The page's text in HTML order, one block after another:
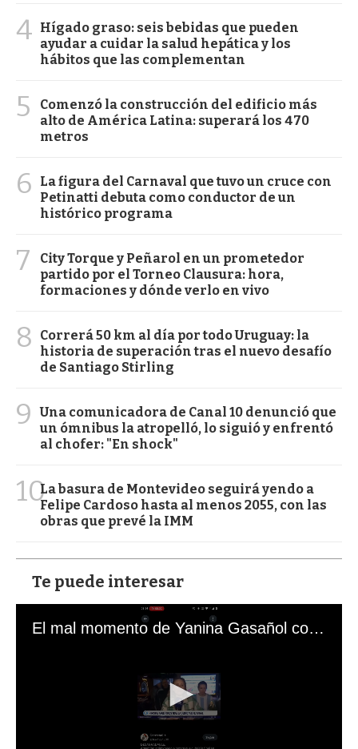
4 Hígado graso: seis bebidas que pueden
ayudar a cuidar la salud hepática y los
hábitos que las complementan
5
Comenzó la construcción del edificio más
alto de América Latina: superará los 470
metros
6
La figura del Carnaval que tuvo un cruce con
Petinatti debuta como conductor de un
histórico programa
7
City Torque y Peñarol en un prometedor
partido por el Torneo Clausura: hora,
formaciones y dónde verlo en vivo
8
Correrá 50 km al día por todo Uruguay: la
historia de superación tras el nuevo desafío
de Santiago Stirling
9
Una comunicadora de Canal 10 denunció que
un ómnibus la atropelló, lo siguió y enfrentó
al chofer: "En shock"
10La basura de Montevideo seguirá yendo a
Felipe Cardoso hasta al menos 2055, con las
obras que prevé la IMM
Te puede interesar
El mal momento de Yanina Gasañol con un hincha argentino en "Subrayado"